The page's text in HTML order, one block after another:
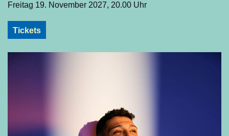
Freitag 19. November 2027, 20.00 Uhr
Tickets